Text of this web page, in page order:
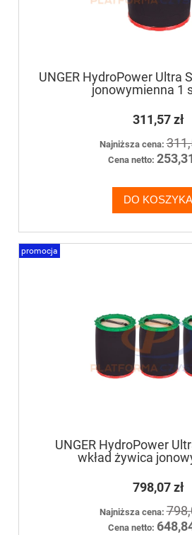
UNGER HydroPower Ultra
jonowymienna 1
311,57 zł
Najniższa cena:
Cena netto:
DO KOSZYKA
UNGER HydroPower
wkład żywica
798,07 zł
Najniższa cena:
Cena netto:
promocja